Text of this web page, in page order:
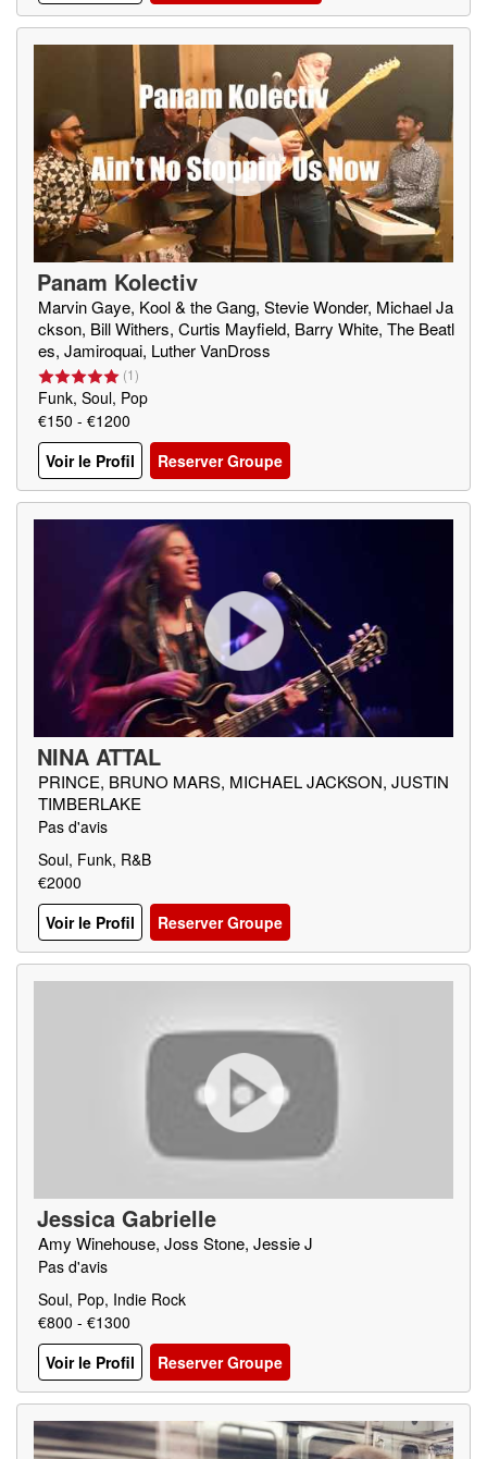
Panam Kolectiv
Marvin Gaye, Kool & the Gang, Stevie Wonder, Michael Ja
ckson, Bill Withers, Curtis Mayfield, Barry White, The Beatl
es, Jamiroquai, Luther VanDross
(1)
Funk, Soul, Pop
€150 - €1200
Voir le Profil
Reserver Groupe
NINA ATTAL
PRINCE, BRUNO MARS, MICHAEL JACKSON, JUSTIN
TIMBERLAKE
Pas d'avis
Soul, Funk, R&B
€2000
Voir le Profil
Reserver Groupe
Jessica Gabrielle
Amy Winehouse, Joss Stone, Jessie J
Pas d'avis
Soul, Pop, Indie Rock
€800 - €1300
Voir le Profil
Reserver Groupe